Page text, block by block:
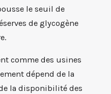
le seuil de
de glycogène
comme des usines
dépend de la
la disponibilité des